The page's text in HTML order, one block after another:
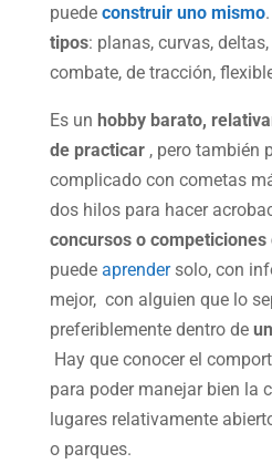
puedeconstruir uno mismo
tipos: planas, curvas,
combate, de tracción,
Es un hobby barato,
de practicar, pero también
complicado con cometas
dos hilos para hacer
concursos o competiciones
puede aprendersolo, con
mejor, con alguien que lo
preferiblemente dentro de
Hay que conocer el
para poder manejar bien la
lugares relativamente
o parques.